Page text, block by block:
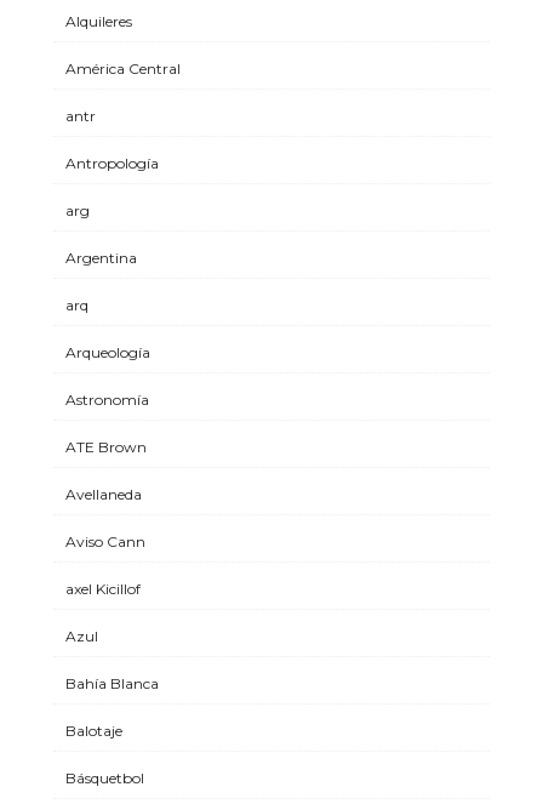
Alquileres
América Central
antr
Antropología
arg
Argentina
arq
Arqueología
Astronomía
ATE Brown
Avellaneda
Aviso Cann
axel Kicillof
Azul
Bahía Blanca
Balotaje
Básquetbol